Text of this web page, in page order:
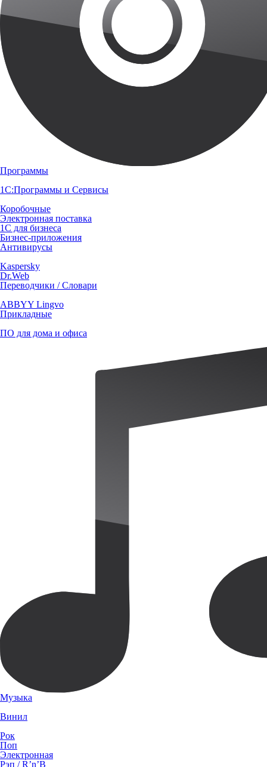
Программы
1С:Программы и Сервисы
Коробочные
Электронная поставка
1С для бизнеса
Бизнес-приложения
Антивирусы
Kaspersky
Dr.Web
Переводчики / Словари
ABBYY Lingvo
Прикладные
ПО для дома и офиса
Музыка
Винил
Рок
Поп
Электронная
Рэп / R’n’B